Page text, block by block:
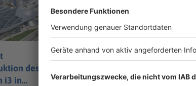
des
i3 in
Motorradfahrer flieht
Rettungskräften